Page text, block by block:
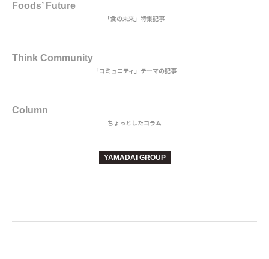
Foods’ Future
「食の未来」特集記事
Think Community
「コミュニティ」テーマの記事
Column
ちょっとしたコラム
YAMADAI GROUP